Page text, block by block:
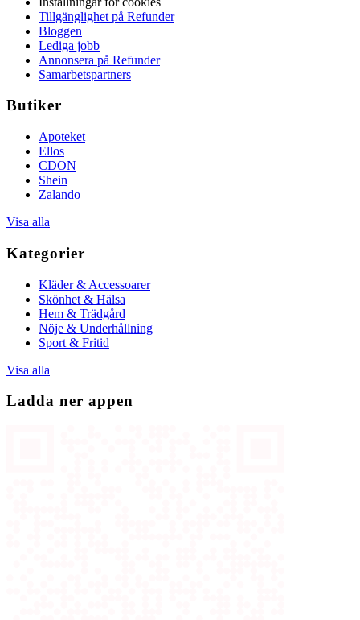
Tillgänglighet på Refunder
Bloggen
Lediga jobb
Annonsera på Refunder
Samarbetspartners
Butiker
Apoteket
Ellos
CDON
Shein
Zalando
Visa alla
Kategorier
Kläder & Accessoarer
Skönhet & Hälsa
Hem & Trädgård
Nöje & Underhållning
Sport & Fritid
Visa alla
Ladda ner appen